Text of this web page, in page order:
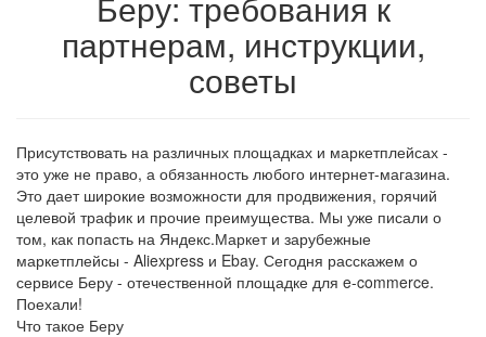
партнерам, инструкции,
советы
Присутствовать на различных площадках и маркетплейсах -
это уже не право, а обязанность любого интернет-магазина.
Это дает широкие возможности для продвижения, горячий
целевой трафик и прочие преимущества. Мы уже писали о
том, как попасть на Яндекс.Маркет и зарубежные
маркетплейсы - Aliexpress и Ebay. Сегодня расскажем о
сервисе Беру - отечественной площадке для e-commerce.
Поехали!
Что такое Беру